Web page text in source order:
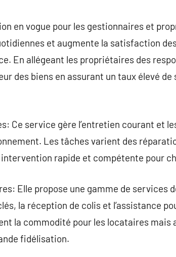
en vogue pour les gestionnaires et
et augmente la satisfaction
En allégeant les propriétaires des
des biens en assurant un taux élevé
Ce service gère l’entretien courant et
Les tâches varient des
rapide et compétente pour
Elle propose une gamme de services
la réception de colis et l’assistance
la commodité pour les locataires
fidélisation.